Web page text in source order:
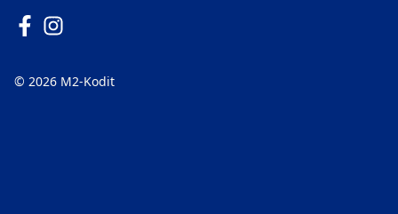
Seuraa meitä Facebookissa
Avautuu uuteen ikkunaan
Seuraa Instagramissa
Avautuu uuteen ikkunaan
© 2026 M2-Kodit